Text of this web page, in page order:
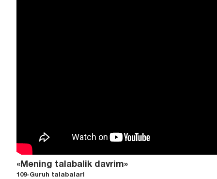
«Mening talabalik davrim»
109-Guruh talabalari